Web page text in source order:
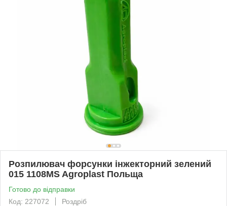
Розпилювач форсунки інжекторний зелений
015 1108MS Agroplast Польща
Готово до відправки
Код: 227072
Роздріб